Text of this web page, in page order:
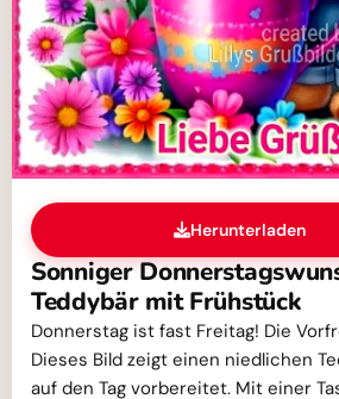
Herunterladen
Sonniger
Teddybär mit Frühstück
Donnerstag ist fast Freitag! Die
Dieses Bild zeigt einen niedlichen
auf den Tag vorbereitet. Mit einer